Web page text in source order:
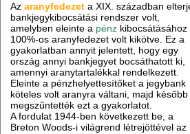
Azaranyfedezet a XIX. században
bankjegykibocsátási rendszer volt,
amelyben eleinte a pénz kibocsátásához
100%-os aranyfedezet volt kikötve. Ez a
gyakorlatban annyit jelentett, hogy egy
ország annyi bankjegyet bocsáthatott ki,
amennyi aranytartalékkal rendelkezett.
Eleinte a pénzhelyettesítőket a jegybank
köteles volt aranyra váltani, majd később
megszűntették ezt a gyakorlatot.
A fordulat 1944-ben következett be, a
Breton Woods-i világrend létrejöttével az